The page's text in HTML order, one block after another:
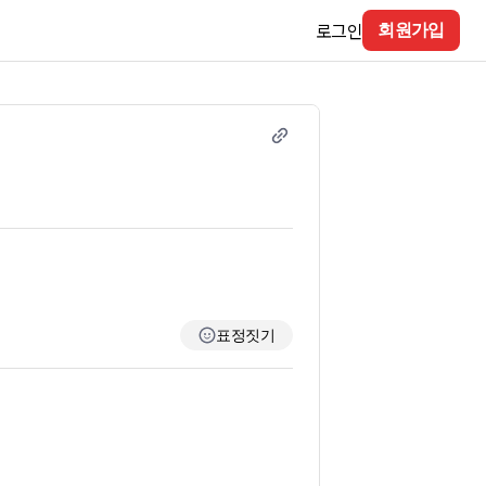
로그인 회원가입
표정짓기